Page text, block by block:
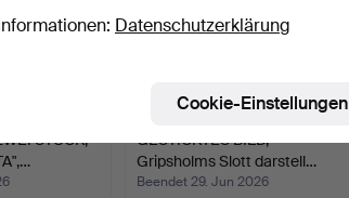
STÜCK,
GESTICKTES BILD,
Gripsholms Slott darstell…
Beendet 29. Jun 2026
Datenschutzerklärung
Cookie-Einstellungen